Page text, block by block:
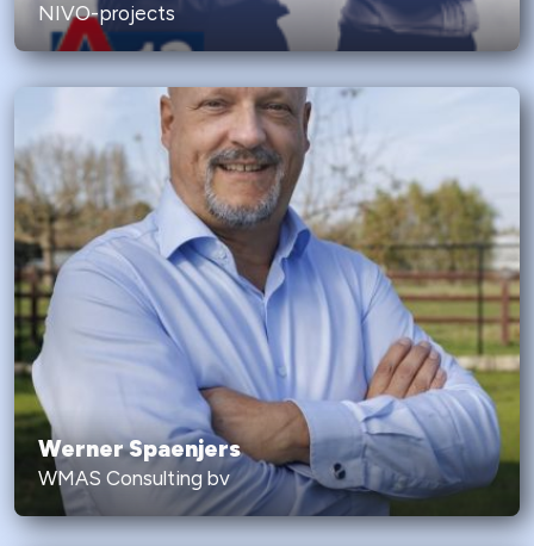
NIVO-projects
Werner Spaenjers
WMAS Consulting bv